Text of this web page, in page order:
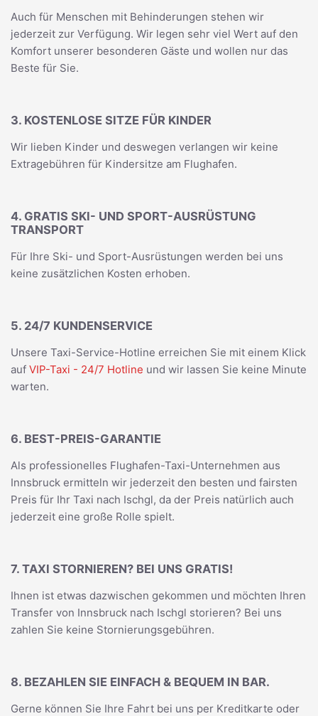
Auch für Menschen mit Behinderungen stehen wir
jederzeit zur Verfügung. Wir legen sehr viel Wert auf den
Komfort unserer besonderen Gäste und wollen nur das
Beste für Sie.
3. KOSTENLOSE SITZE FÜR KINDER
Wir lieben Kinder und deswegen verlangen wir keine
Extragebühren für Kindersitze am Flughafen.
4. GRATIS SKI- UND SPORT-AUSRÜSTUNG
TRANSPORT
Für Ihre Ski- und Sport-Ausrüstungen werden bei uns
keine zusätzlichen Kosten erhoben.
5. 24/7 KUNDENSERVICE
Unsere Taxi-Service-Hotline erreichen Sie mit einem Klick
auf VIP-Taxi - 24/7 Hotline und wir lassen Sie keine Minute
warten.
6. BEST-PREIS-GARANTIE
Als professionelles Flughafen-Taxi-Unternehmen aus
Innsbruck ermitteln wir jederzeit den besten und fairsten
Preis für Ihr Taxi nach Ischgl, da der Preis natürlich auch
jederzeit eine große Rolle spielt.
7. TAXI STORNIEREN? BEI UNS GRATIS!
Ihnen ist etwas dazwischen gekommen und möchten Ihren
Transfer von Innsbruck nach Ischgl storieren? Bei uns
zahlen Sie keine Stornierungsgebühren.
8. BEZAHLEN SIE EINFACH & BEQUEM IN BAR.
Gerne können Sie Ihre Fahrt bei uns per Kreditkarte oder